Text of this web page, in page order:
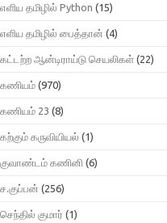
எளிய தமிழில் Python (15)
எளிய தமிழில் பைத்தான் (4)
கட்டற்ற ஆன்டிராய்டு செயலிகள் (22)
கணியம் (970)
கணியம் 23 (8)
கற்கும் கருவியியல் (1)
குவாண்டம் கணினி (6)
ச.குப்பன் (256)
செந்தில் குமார் (1)